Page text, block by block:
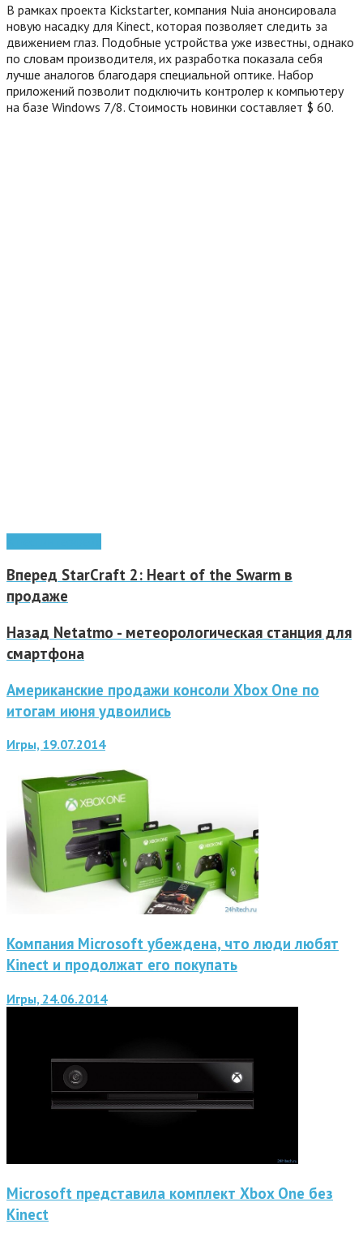
В рамках проекта Kickstarter, компания Nuia анонсировала
новую насадку для Kinect, которая позволяет следить за
движением глаз. Подобные устройства уже известны, однако
по словам производителя, их разработка показала себя
лучше аналогов благодаря специальной оптике. Набор
приложений позволит подключить контролер к компьютеру
на базе Windows 7/8. Стоимость новинки составляет $ 60.
Вперед StarCraft 2: Heart of the Swarm в
продаже
Назад Netatmo - метеорологическая станция для
смартфона
Американские продажи консоли Xbox One по
итогам июня удвоились
Игры, 19.07.2014
Компания Microsoft убеждена, что люди любят
Kinect и продолжат его покупать
Игры, 24.06.2014
Microsoft представила комплект Xbox One без
Kinect